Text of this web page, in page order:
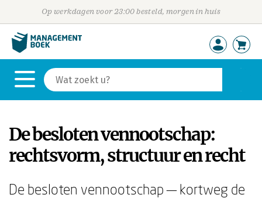
Op werkdagen voor 23:00 besteld, morgen in huis
De besloten vennootschap:
rechtsvorm, structuur en recht
De besloten vennootschap — kortweg de